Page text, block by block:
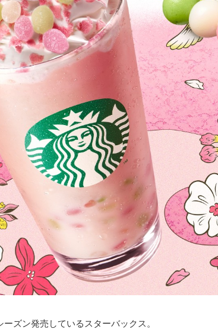
ズン発売しているスターバックス。